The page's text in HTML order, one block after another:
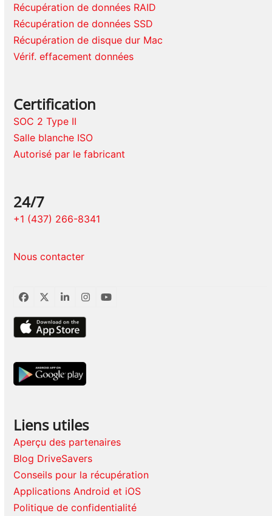
Récupération de données RAID
Récupération de données SSD
Récupération de disque dur Mac
Vérif. effacement données
Certification
SOC 2 Type II
Salle blanche ISO
Autorisé par le fabricant
24/7
+1 (437) 266-8341
Nous contacter
Facebook
TwitterLinkedInInstagram
YouTube
Liens utiles
Aperçu des partenaires
Blog DriveSavers
Conseils pour la récupération
Applications Android et iOS
Politique de confidentialité